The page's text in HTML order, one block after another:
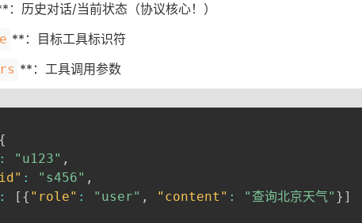
：历史对话/当前状态（协议核心！）
**：目标工具标识符
**：工具调用参数
{
: "u123" ,
: "s456" ,
: [ { "role" : "user" , "content" : "查询北京天气" } ]